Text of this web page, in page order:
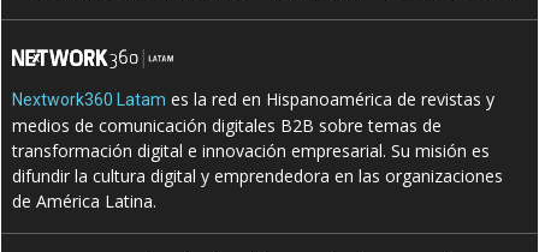
Nextwork360 Latam es la red en Hispanoamérica de revistas y
medios de comunicación digitales B2B sobre temas de
transformación digital e innovación empresarial. Su misión es
difundir la cultura digital y emprendedora en las organizaciones
de América Latina.